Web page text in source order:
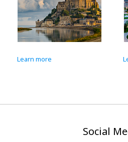
Learn more
Social